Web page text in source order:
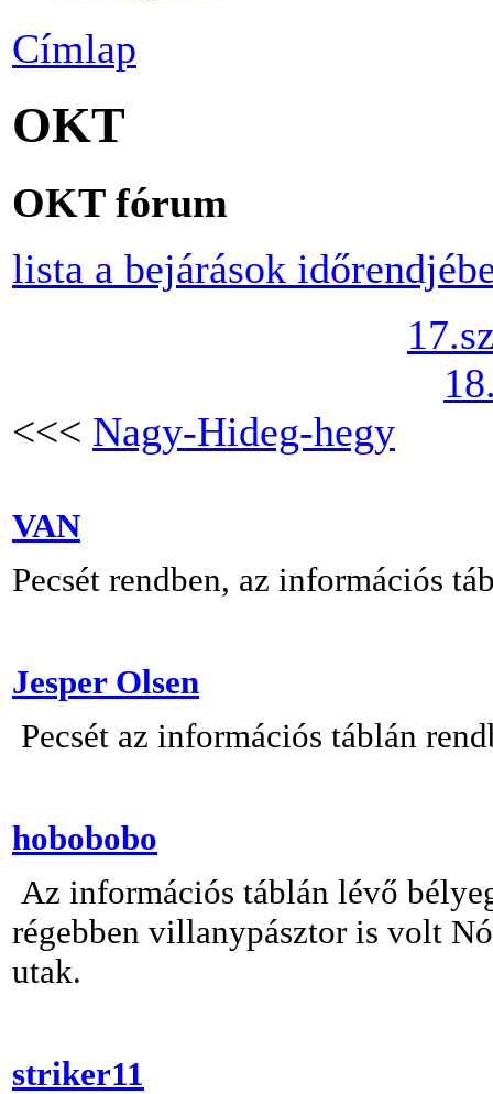
Címlap
OKT
OKT fórum
lista a bejárások
<<< Nagy-Hideg-hegy
VAN
Pecsét rendben, az információs
Jesper Olsen
Pecsét az információs táblán
hobobobo
Az információs táblán lévő
régebben villanypásztor is volt
utak.
striker11